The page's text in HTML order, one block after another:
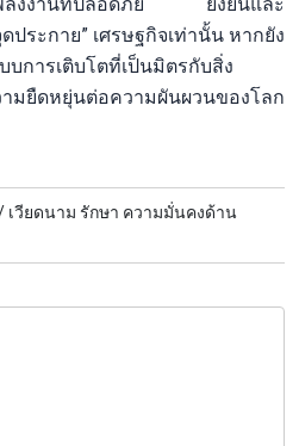
บพลังงานที่ปลอดภัย ยั่งยืนและ
ประกาย” เศรษฐกิจเท่านั้น หากยัง
การเติบโตที่เป็นมิตรกับสิ่ง
มยืดหยุ่นต่อความผันผวนของโลก
เวียดนาม รักษา ความมั่นคงด้าน